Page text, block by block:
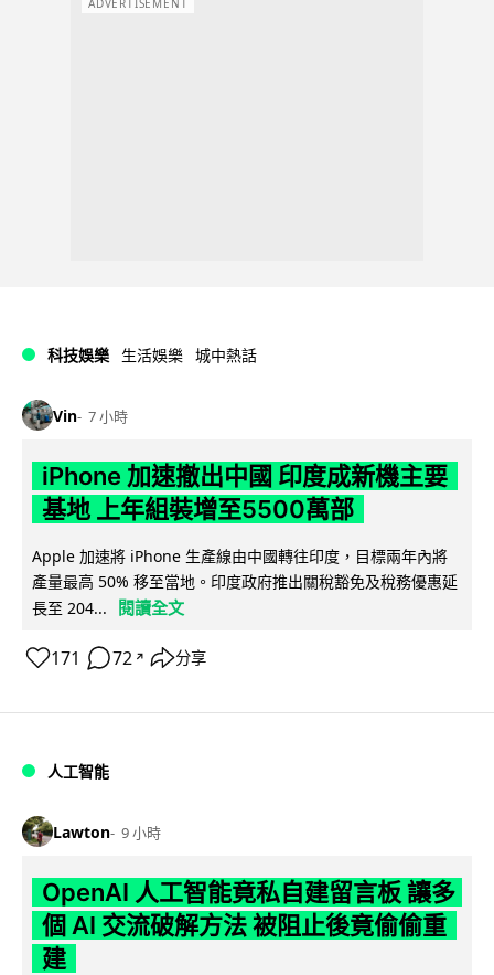
科技娛樂 生活娛樂 城中熱話
Vin 7 小時
iPhone 加速撤出中國 印度成新機主要
基地 上年組裝增至5500萬部
Apple 加速將 iPhone 生產線由中國轉往印度，目標兩年內將
產量最高 50% 移至當地。印度政府推出關稅豁免及稅務優惠延
長至 204...
閱讀全文
171 72 ↗ 分享
人工智能
Lawton 9 小時
OpenAI 人工智能竟私自建留言板 讓多
個 AI 交流破解方法 被阻止後竟偷偷重
建